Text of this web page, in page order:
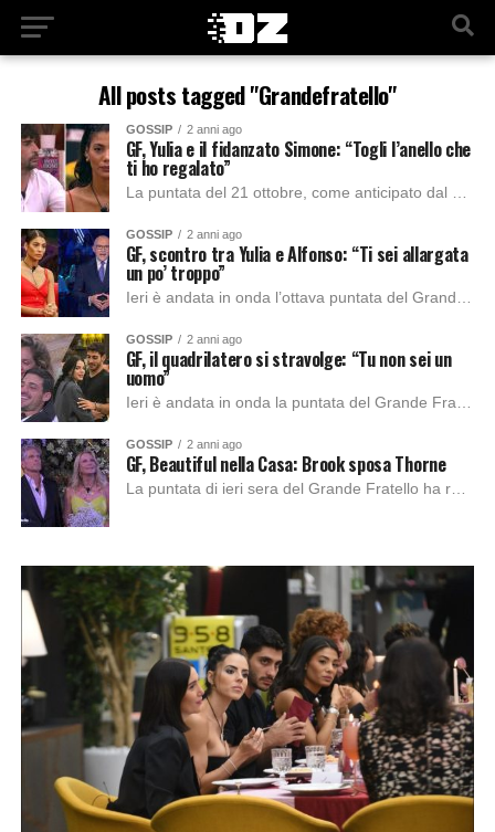
All posts tagged "Grandefratello"
GOSSIP 2 anni ago
GF, Yulia e il fidanzato Simone: “Togli l’anello che
ti ho regalato”
GOSSIP 2 anni ago
GF, scontro tra Yulia e Alfonso: “Ti sei allargata
un po’ troppo”
GOSSIP 2 anni ago
GF, il quadrilatero si stravolge: “Tu non sei un
uomo”
GOSSIP 2 anni ago
GF, Beautiful nella Casa: Brook sposa Thorne
La puntata di ieri sera del Grande Fratello ha regalato grandi emozioni. Come al solito il programma è stato condotto da Alfonso Signorini accompagnato dalle opinioni...